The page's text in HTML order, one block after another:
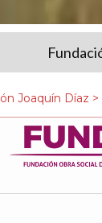
Joaquín Díaz >